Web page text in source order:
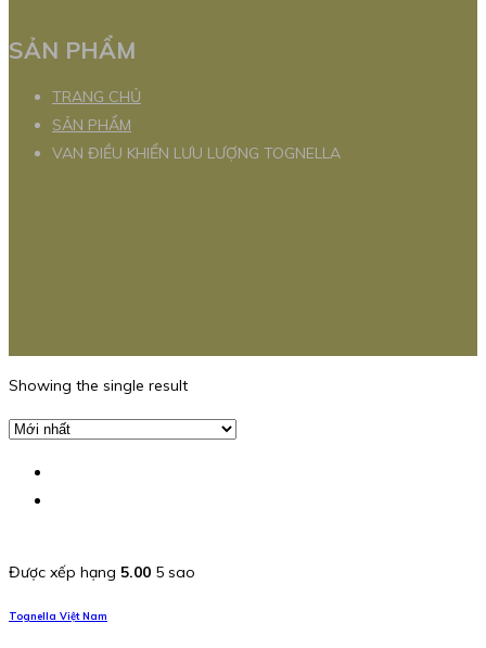
SẢN PHẨM
TRANG CHỦ
SẢN PHẨM
VAN ĐIỀU KHIỂN LƯU LƯỢNG TOGNELLA
Showing the single result
Được xếp hạng 5.00 5 sao
Tognella Việt Nam